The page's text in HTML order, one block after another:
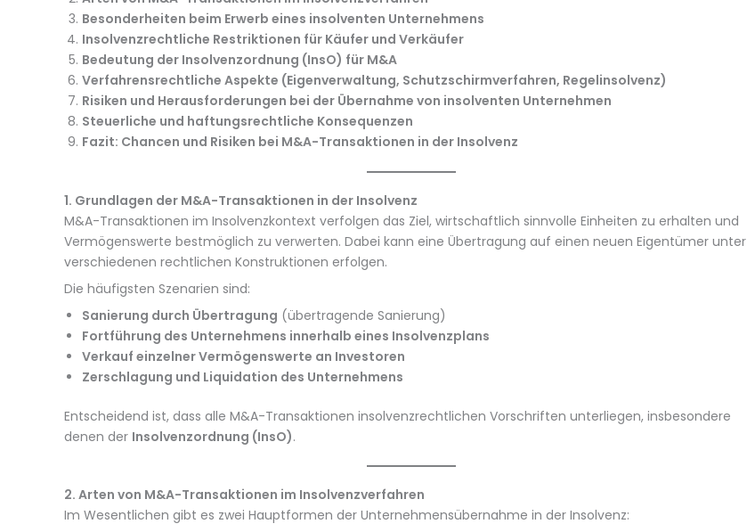
Besonderheiten beim Erwerb eines insolventen Unternehmens
Insolvenzrechtliche Restriktionen für Käufer und Verkäufer
Bedeutung der Insolvenzordnung (InsO) für M&A
Verfahrensrechtliche Aspekte (Eigenverwaltung, Schutzschirmverfahren, Regelinsolvenz)
Risiken und Herausforderungen bei der Übernahme von insolventen Unternehmen
Steuerliche und haftungsrechtliche Konsequenzen
Fazit: Chancen und Risiken bei M&A-Transaktionen in der Insolvenz
1. Grundlagen der M&A-Transaktionen in der Insolvenz
M&A-Transaktionen im Insolvenzkontext verfolgen das Ziel, wirtschaftlich sinnvolle Einheiten zu erhalten und
Vermögenswerte bestmöglich zu verwerten. Dabei kann eine Übertragung auf einen neuen Eigentümer unter
verschiedenen rechtlichen Konstruktionen erfolgen.
Die häufigsten Szenarien sind:
Sanierung durch Übertragung (übertragende Sanierung)
Fortführung des Unternehmens innerhalb eines Insolvenzplans
Verkauf einzelner Vermögenswerte an Investoren
Zerschlagung und Liquidation des Unternehmens
Entscheidend ist, dass alle M&A-Transaktionen insolvenzrechtlichen Vorschriften unterliegen, insbesondere
denen der Insolvenzordnung (InsO).
2. Arten von M&A-Transaktionen im Insolvenzverfahren
Im Wesentlichen gibt es zwei Hauptformen der Unternehmensübernahme in der Insolvenz: